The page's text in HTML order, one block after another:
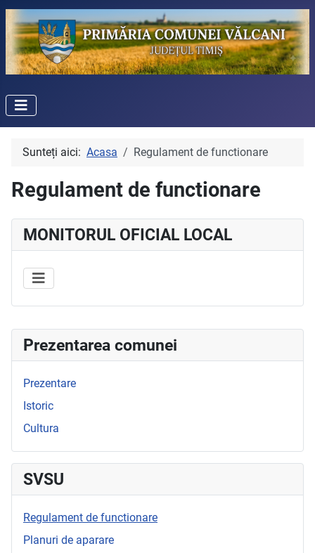
Prezentarea comunei
Prezentare
Istoric
Cultura
SVSU
Regulament de functionare
Planuri de aparare
Sunteți aici: Acasa Regulament de functionare
Regulament de functionare
MONITORUL OFICIAL LOCAL